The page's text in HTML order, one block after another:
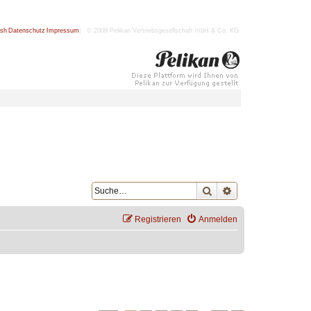
Datenschutz Impressum | © 2009 Pelikan Vertriebsgesellschaft mbH & Co. KG
Suche
Anmelden
Registrieren